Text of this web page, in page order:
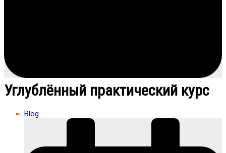
Углублённый практический курс
Blog